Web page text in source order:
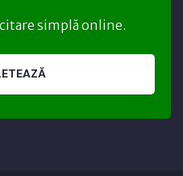
simplă online.